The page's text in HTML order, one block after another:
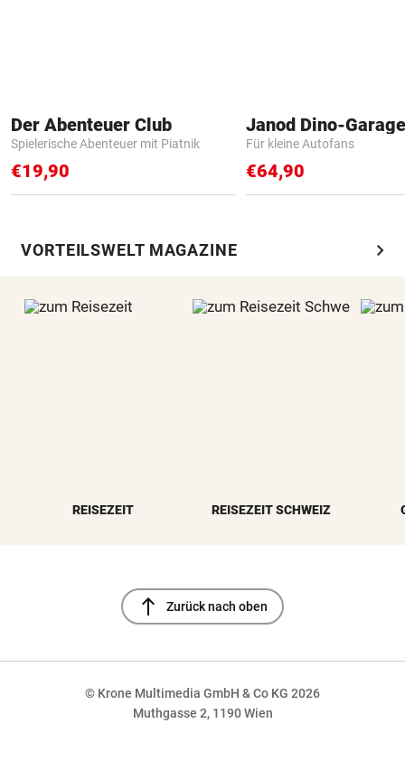
Der Abenteuer Club
Spielerische Abenteuer mit Piatnik
€19,90
Janod Dino-Garage
Für kleine Autofans
€64,90
VORTEILSWELT MAGAZINE chevron_right
REISEZEIT REISEZEIT SCHWEIZ
north Zurück nach oben
© Krone Multimedia GmbH & Co KG 2026
Muthgasse 2, 1190 Wien